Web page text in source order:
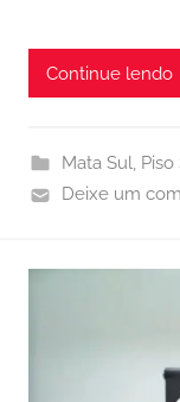
Continue lendo
Mata Sul,
Deixe um